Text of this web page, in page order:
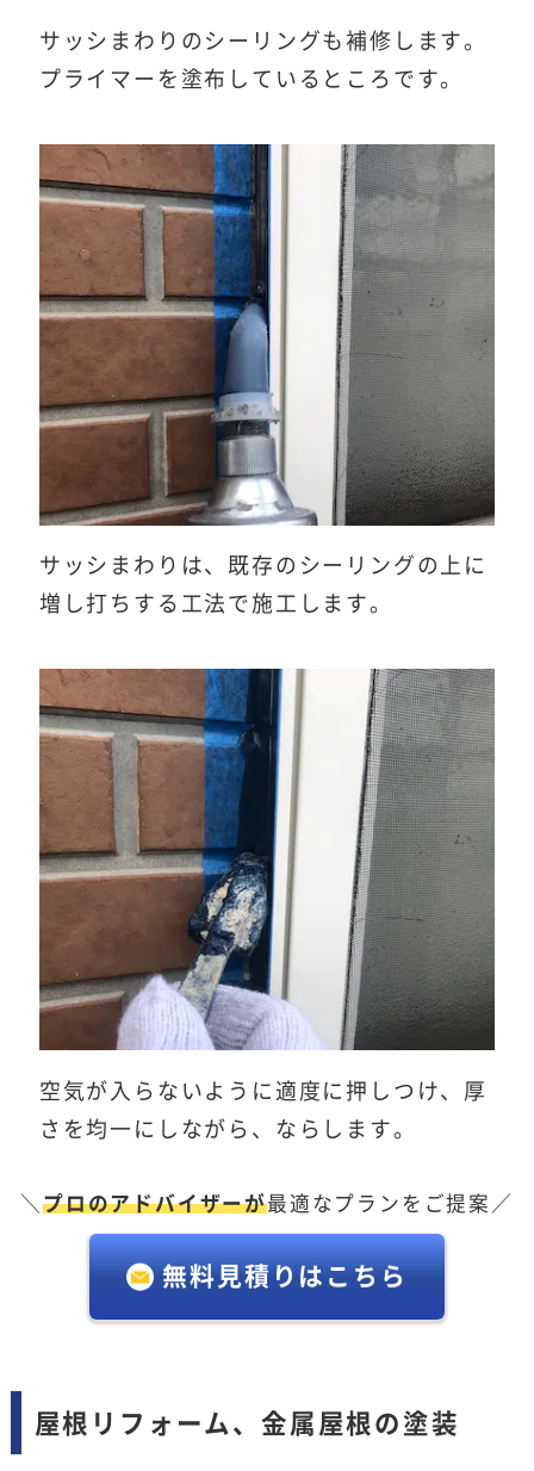
サッシまわりのシーリングも補修します。
プライマーを塗布しているところです。
サッシまわりは、既存のシーリングの上に
増し打ちする工法で施工します。
空気が入らないように適度に押しつけ、厚
さを均一にしながら、ならします。
＼プロのアドバイザーが最適なプランをご提案／
無料見積りはこちら
屋根リフォーム、金属屋根の塗装